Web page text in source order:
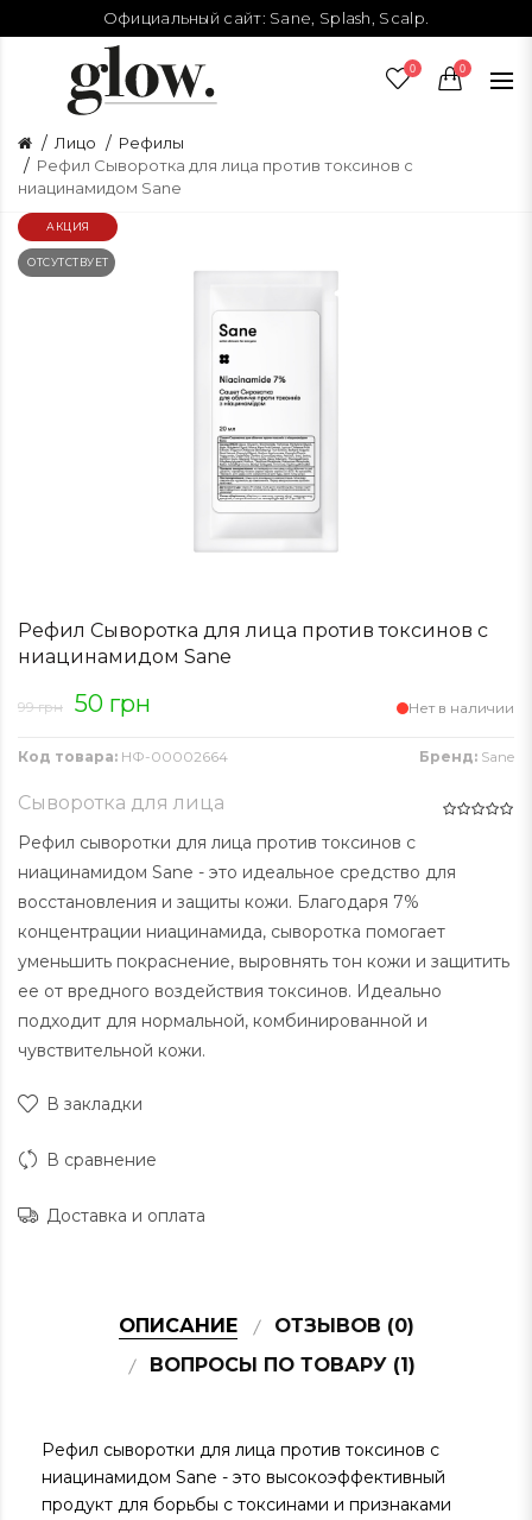
Официальный сайт: Sane Splash Scalp
0 0
Лицо
Рефилы
Рефил Сыворотка для лица против токсинов с
ниацинамидом Sane
АКЦИЯ
ОТСУТСТВУЕТ
Рефил Сыворотка для лица против токсинов с
ниацинамидом Sane
Сыворотка для лица
Нет в наличии
99 грн 50 грн
Рефил сыворотки для лица против токсинов с
ниацинамидом Sane - это идеальное средство для
восстановления и защиты кожи. Благодаря 7%
концентрации ниацинамида, сыворотка помогает
уменьшить покраснение, выровнять тон кожи и защитить
ее от вредного воздействия токсинов. Идеально
подходит для нормальной, комбинированной и
чувствительной кожи.
Бренд: Sane
Код товара: НФ-00002664
В закладки
В сравнение
Доставка и оплата
ОПИСАНИЕ
ОТЗЫВОВ (0)
ВОПРОСЫ ПО ТОВАРУ (1)
Рефил сыворотки для лица против токсинов с
ниацинамидом Sane - это высокоэффективный
продукт для борьбы с токсинами и признаками